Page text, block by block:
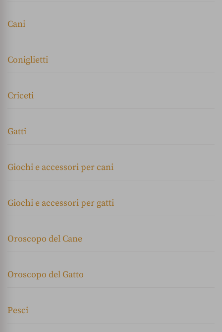
Cani
Coniglietti
Criceti
Gatti
Giochi e accessori per cani
Giochi e accessori per gatti
Oroscopo del Cane
Oroscopo del Gatto
Pesci